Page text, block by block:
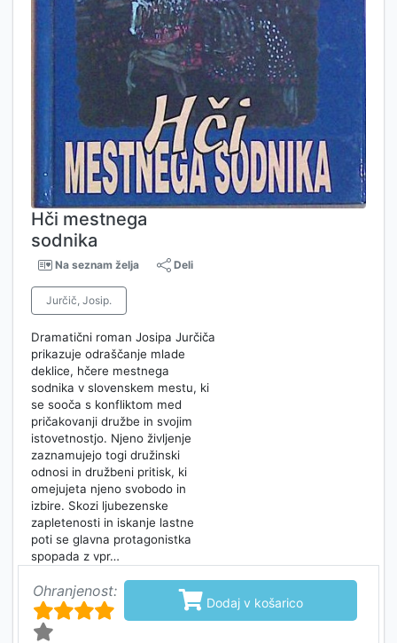
Hči mestnega
sodnika
Na seznam želja Deli
Jurčič, Josip.
Dramatični roman Josipa Jurčiča
prikazuje odraščanje mlade
deklice, hčere mestnega
sodnika v slovenskem mestu, ki
se sooča s konfliktom med
pričakovanji družbe in svojim
istovetnostjo. Njeno življenje
zaznamujejo togi družinski
odnosi in družbeni pritisk, ki
omejujeta njeno svobodo in
izbire. Skozi ljubezenske
zapletenosti in iskanje lastne
poti se glavna protagonistka
spopada z vpr…
Ohranjenost:  Dodaj v košarico